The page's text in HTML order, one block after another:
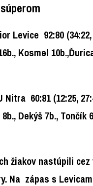
Levice 92:80
Kosmel
Nitra 60:81 (12:25,
Dekýš 7b.,
žiakov nastúpili cez
Na zápas s